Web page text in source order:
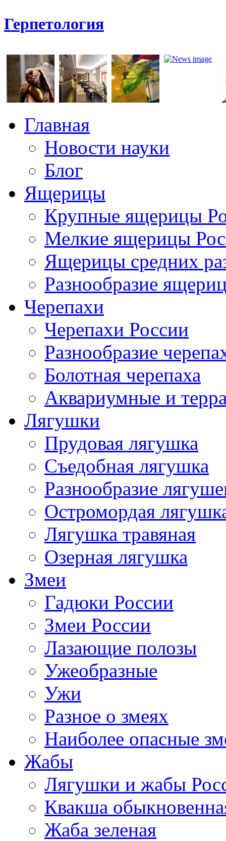
Герпетология
Главная
Новости науки
Блог
Ящерицы
Крупные ящерицы
Мелкие ящерицы
Ящерицы средних
Разнообразие
Черепахи
Черепахи России
Разнообразие
Болотная черепаха
Аквариумные и
Лягушки
Прудовая лягушка
Съедобная лягушка
Разнообразие
Остромордая
Лягушка травяная
Озерная лягушка
Змеи
Гадюки России
Змеи России
Лазающие полозы
Ужеобразные
Ужи
Разное о змеях
Наиболее опасные
Жабы
Лягушки и жабы
Квакша
Жаба зеленая